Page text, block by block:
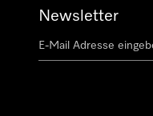
Newsletter